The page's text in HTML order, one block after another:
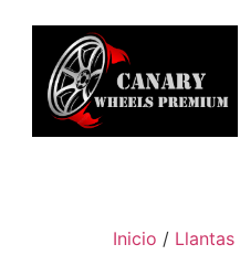
Inicio / Llantas